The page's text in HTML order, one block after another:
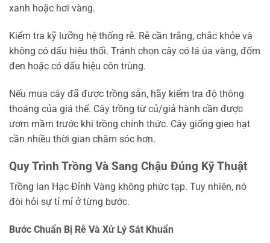
xanh hoặc hơi vàng.
Kiểm tra kỹ lưỡng hệ thống rễ. Rễ cần trắng, chắc khỏe và
không có dấu hiệu thối. Tránh chọn cây có lá úa vàng, đốm
đen hoặc có dấu hiệu côn trùng.
Nếu mua cây đã được trồng sẵn, hãy kiểm tra độ thông
thoáng của giá thể. Cây trồng từ củ/giả hành cần được
ươm mầm trước khi trồng chính thức. Cây giống gieo hạt
cần nhiều thời gian chăm sóc hơn.
Quy Trình Trồng Và Sang Chậu Đúng Kỹ Thuật
Trồng lan Hạc Đỉnh Vàng không phức tạp. Tuy nhiên, nó
đòi hỏi sự tỉ mỉ ở từng bước.
Bước Chuẩn Bị Rễ Và Xử Lý Sát Khuẩn